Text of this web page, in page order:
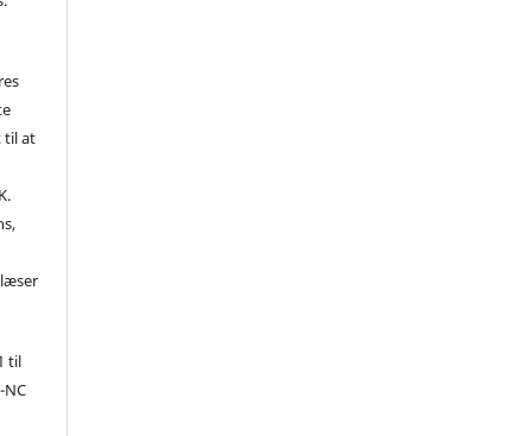
til at
til
NC